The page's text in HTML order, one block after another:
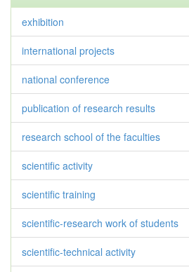
exhibition
international projects
national conference
publication of research results
research school of the faculties
scientific activity
scientific training
scientific-research work of students
scientific-technical activity